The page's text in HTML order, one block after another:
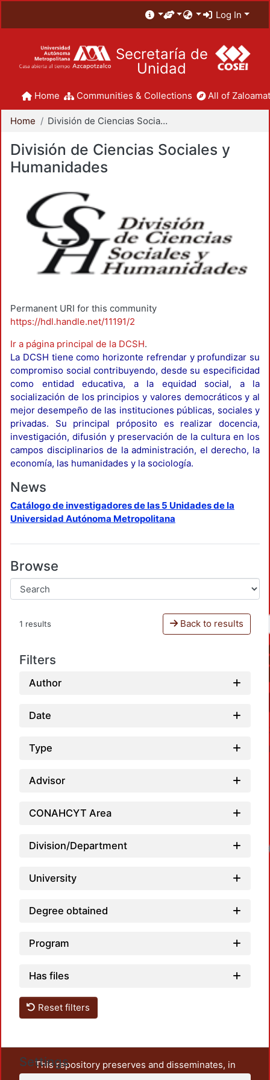
Log In
Secretaría de
Unidad
Home Communities & Collections All of
Home División de Ciencias Sociales y Humanidades
División de Ciencias Sociales y
Humanidades
Permanent URI for this community
https://hdl.handle.net/11191/2
Ir a página principal de la DCSH.
La DCSH tiene como horizonte refrendar y profundizar su
compromiso social contribuyendo, desde su especificidad
como entidad educativa, a la equidad social, a la
socialización de los principios y valores democráticos y al
mejor desempeño de las instituciones públicas, sociales y
privadas. Su principal próposito es realizar docencia,
investigación, difusión y preservación de la cultura en los
campos disciplinarios de la administración, el derecho, la
economía, las humanidades y la sociología.
News
Catálogo de investigadores de las 5 Unidades de la
Universidad Autónoma Metropolitana
Browse
1 results Back to results
Filters
Author
Date
Type
Advisor
CONAHCYT Area
Division/Department
University
Degree obtained
Program
Has files
Reset filters
Settings
This repository preserves and disseminates, in